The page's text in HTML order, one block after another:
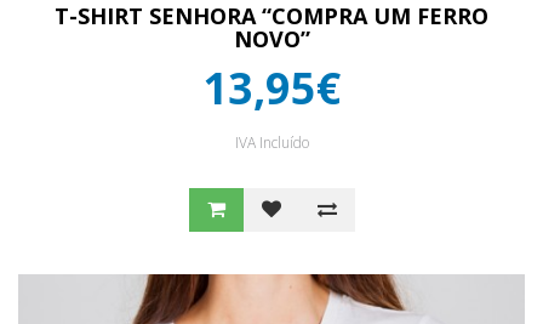
T-SHIRT SENHORA “COMPRA UM FERRO
NOVO”
13,95€
IVA Incluído